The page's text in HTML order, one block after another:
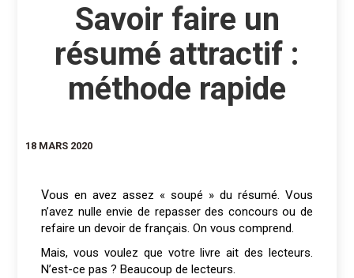
Savoir faire un
résumé attractif :
méthode rapide
18 MARS 2020
Vous en avez assez « soupé » du résumé. Vous
n’avez nulle envie de repasser des concours ou de
refaire un devoir de français. On vous comprend.
Mais, vous voulez que votre livre ait des lecteurs.
N’est-ce pas ? Beaucoup de lecteurs.